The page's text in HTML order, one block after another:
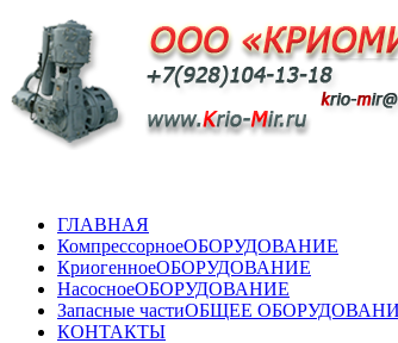
ГЛАВНАЯ
КомпрессорноеОБОРУДОВАНИЕ
КриогенноеОБОРУДОВАНИЕ
НасосноеОБОРУДОВАНИЕ
Запасные частиОБЩЕЕ
КОНТАКТЫ